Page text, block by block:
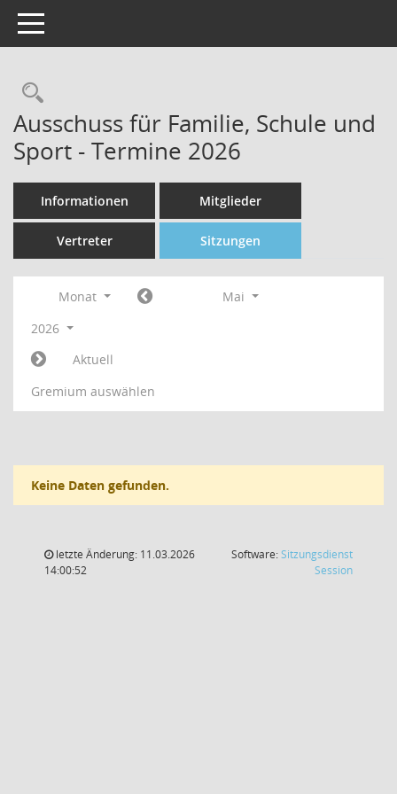
Toggle navigation
Rechercheauswahl
Ausschuss für Familie, Schule und
Sport - Termine 2026
Informationen Mitglieder
Vertreter Sitzungen
Monat
Mai
2026
Aktuell
Gremium auswählen
Keine Daten gefunden.
letzte Änderung: 11.03.2026
14:00:52
Software:Sitzungsdienst
Session(Wird in